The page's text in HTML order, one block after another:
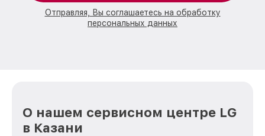
Отправляя, Вы соглашаетесь на обработку
персональных данных
О нашем сервисном центре LG
в Казани